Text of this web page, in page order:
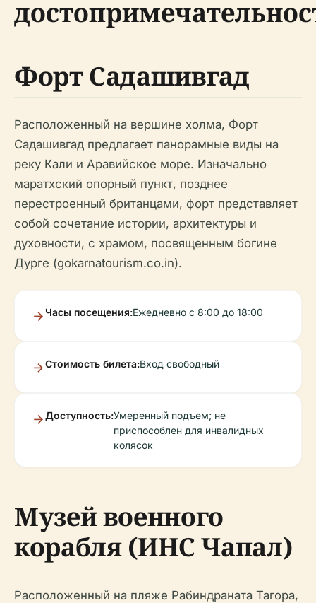
Форт Садашивгад
Расположенный на вершине холма, Форт
Садашивгад предлагает панорамные виды на
реку Кали и Аравийское море. Изначально
маратхский опорный пункт, позднее
перестроенный британцами, форт представляет
собой сочетание истории, архитектуры и
духовности, с храмом, посвященным богине
Дурге (gokarnatourism.co.in).
Часы посещения:Ежедневно с 8:00 до 18:00
Стоимость билета:Вход свободный
Доступность:Умеренный подъем; не
приспособлен для инвалидных
колясок
Музей военного
корабля (ИНС Чапал)
Расположенный на пляже Рабиндраната Тагора,